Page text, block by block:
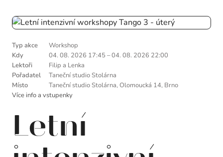
Typ akce
Workshop
Kdy
04. 08. 2026 17:45 –04. 08. 2026 22:00
Lektoři
Filip a Lenka
Pořadatel
Taneční studio Stolárna
Místo
Taneční studio Stolárna, Olomoucká 14, Brno
Více info a vstupenky
Letní